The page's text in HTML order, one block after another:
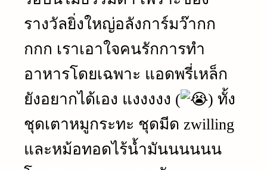
รางวัลยิ่งใหญ่อลังการ์มว๊ากก
กกก เราเอาใจคนรักการทำ
อาหารโดยเฉพาะ แอดพรี่เหล็ก
ยังอยากได้เอง แงงงงง (
) ทั้ง
ชุดเตาหมูกระทะ ชุดมีด zwilling
และหม้อทอดไร้น้ำมันนนนนน